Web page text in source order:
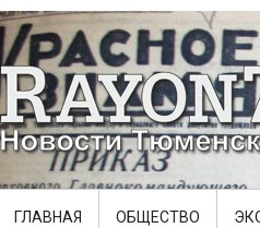
ГЛАВНАЯ ОБЩЕСТВО